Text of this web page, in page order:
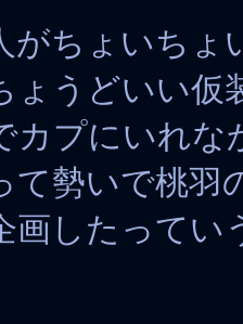
がちょいちょ
ょうどいい
カプにいれな
て勢いで桃羽
画したってい